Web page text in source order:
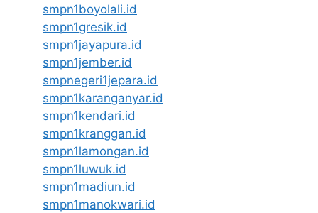
smpn1boyolali.id
smpn1gresik.id
smpn1jayapura.id
smpn1jember.id
smpnegeri1jepara.id
smpn1karanganyar.id
smpn1kendari.id
smpn1kranggan.id
smpn1lamongan.id
smpn1luwuk.id
smpn1madiun.id
smpn1manokwari.id